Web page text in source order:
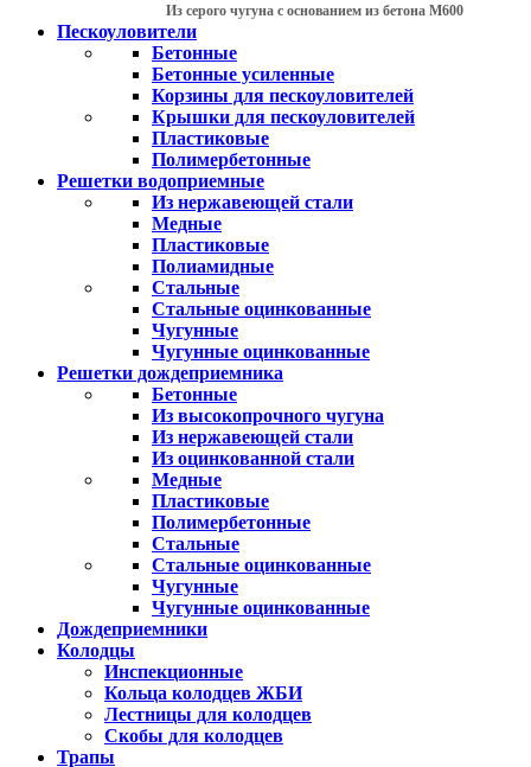
Из серого чугуна с основанием из бетона М600
Пескоуловители
Бетонные
Бетонные усиленные
Корзины для пескоуловителей
Крышки для пескоуловителей
Пластиковые
Полимербетонные
Решетки водоприемные
Из нержавеющей стали
Медные
Пластиковые
Полиамидные
Стальные
Стальные оцинкованные
Чугунные
Чугунные оцинкованные
Решетки дождеприемника
Бетонные
Из высокопрочного чугуна
Из нержавеющей стали
Из оцинкованной стали
Медные
Пластиковые
Полимербетонные
Стальные
Стальные оцинкованные
Чугунные
Чугунные оцинкованные
Дождеприемники
Колодцы
Инспекционные
Кольца колодцев ЖБИ
Лестницы для колодцев
Скобы для колодцев
Трапы